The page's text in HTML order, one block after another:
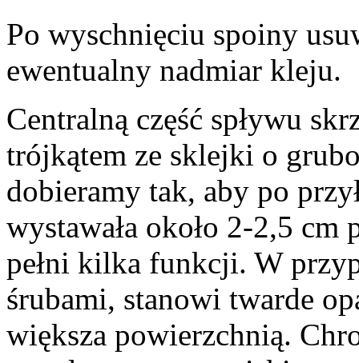
Po wyschnięciu spoiny
ewentualny nadmiar kleju.
Centralną część spływu
trójkątem ze sklejki o
dobieramy tak, aby po
wystawała około 2-2,5 cm
pełni kilka funkcji. W
śrubami, stanowi twarde
większa powierzchnią.